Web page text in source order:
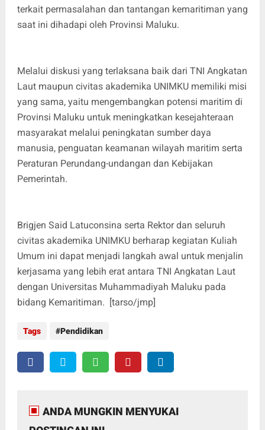
terkait permasalahan dan tantangan kemaritiman yang
saat ini dihadapi oleh Provinsi Maluku.
Melalui diskusi yang terlaksana baik dari TNI Angkatan
Laut maupun civitas akademika UNIMKU memiliki misi
yang sama, yaitu mengembangkan potensi maritim di
Provinsi Maluku untuk meningkatkan kesejahteraan
masyarakat melalui peningkatan sumber daya
manusia, penguatan keamanan wilayah maritim serta
Peraturan Perundang-undangan dan Kebijakan
Pemerintah.
Brigjen Said Latuconsina serta Rektor dan seluruh
civitas akademika UNIMKU berharap kegiatan Kuliah
Umum ini dapat menjadi langkah awal untuk menjalin
kerjasama yang lebih erat antara TNI Angkatan Laut
dengan Universitas Muhammadiyah Maluku pada
bidang Kemaritiman. [tarso/jmp]
Tags Pendidikan
ANDA MUNGKIN MENYUKAI